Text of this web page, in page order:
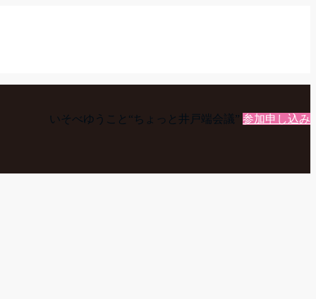
いそべゆうこと“ちょっと井戸端会議” 参加申し込み